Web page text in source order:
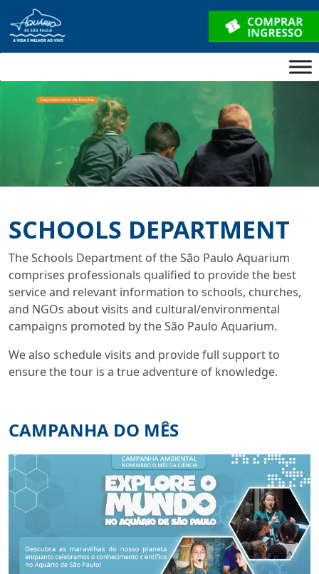
SCHOOLS DEPARTMENT
The Schools Department of the São Paulo Aquarium
comprises professionals qualified to provide the best
service and relevant information to schools, churches,
and NGOs about visits and cultural/environmental
campaigns promoted by the São Paulo Aquarium.
We also schedule visits and provide full support to
ensure the tour is a true adventure of knowledge.
CAMPANHA DO MÊS